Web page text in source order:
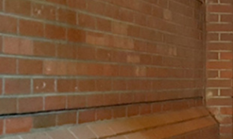
механизма: 5
с гидравлическим
Полуавтоматический
рычага: 600 мм
вращения:
вращающуюся дверь